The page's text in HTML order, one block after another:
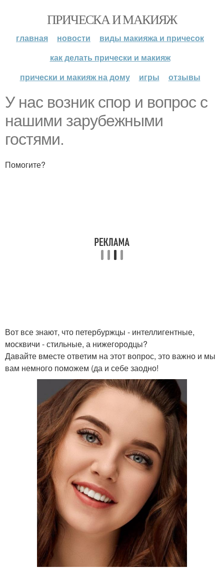
ПРИЧЕСКА И МАКИЯЖ
главная новости
виды макияжа и причесок
как делать прически и макияж
прически и макияж на дому
игры отзывы
У нас возник спор и вопрос с
нашими зарубежными
гостями.
Помогите?
Вот все знают, что петербуржцы - интеллигентные,
москвичи - стильные, а нижегородцы?
Давайте вместе ответим на этот вопрос, это важно и мы
вам немного поможем (да и себе заодно!